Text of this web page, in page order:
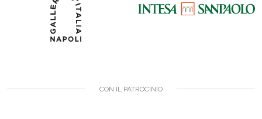
CON IL PATROCINIO